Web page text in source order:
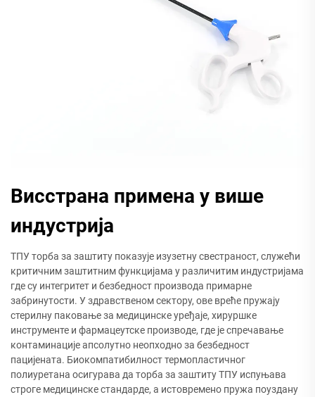
Висстрана примена у више
индустрија
ТПУ торба за заштиту показује изузетну свестраност, служећи
критичним заштитним функцијама у различитим индустријама
где су интегритет и безбедност производа примарне
забринутости. У здравственом сектору, ове вреће пружају
стерилну паковање за медицинске уређаје, хируршке
инструменте и фармацеутске производе, где је спречавање
контаминације апсолутно неопходно за безбедност
пацијената. Биокомпатибилност термопластичног
полиуретана осигурава да торба за заштиту ТПУ испуњава
строге медицинске стандарде, а истовремено пружа поуздану